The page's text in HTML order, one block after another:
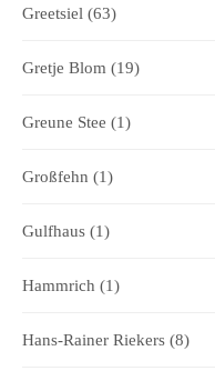
Greetsiel (63)
Gretje Blom (19)
Greune Stee (1)
Großfehn (1)
Gulfhaus (1)
Hammrich (1)
Hans-Rainer Riekers (8)